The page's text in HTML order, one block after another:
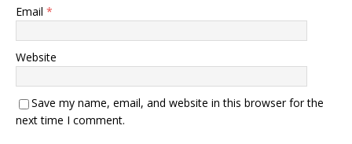
Email *
Website
Save my name, email, and website in this browser for the
next time I comment.